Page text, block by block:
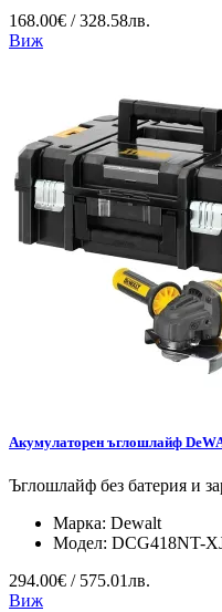
168.00€ / 328.58лв.
Виж
Акумулаторен ъглошлайф
Ъглошлайф без батерия и
Марка: Dewalt
Модел: DCG418NT-
294.00€ / 575.01лв.
Виж